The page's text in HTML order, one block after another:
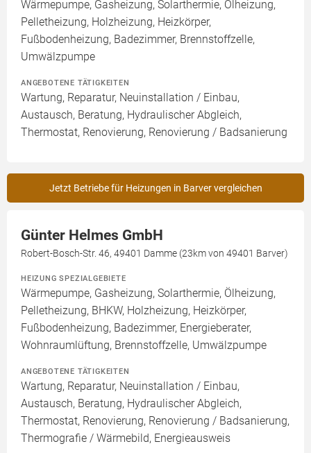
Wärmepumpe, Gasheizung, Solarthermie, Ölheizung,
Pelletheizung, Holzheizung, Heizkörper,
Fußbodenheizung, Badezimmer, Brennstoffzelle,
Umwälzpumpe
ANGEBOTENE TÄTIGKEITEN
Wartung, Reparatur, Neuinstallation / Einbau,
Austausch, Beratung, Hydraulischer Abgleich,
Thermostat, Renovierung, Renovierung / Badsanierung
Jetzt Betriebe für Heizungen in Barver vergleichen
Günter Helmes GmbH
Robert-Bosch-Str. 46, 49401 Damme (23km von 49401 Barver)
HEIZUNG SPEZIALGEBIETE
Wärmepumpe, Gasheizung, Solarthermie, Ölheizung,
Pelletheizung, BHKW, Holzheizung, Heizkörper,
Fußbodenheizung, Badezimmer, Energieberater,
Wohnraumlüftung, Brennstoffzelle, Umwälzpumpe
ANGEBOTENE TÄTIGKEITEN
Wartung, Reparatur, Neuinstallation / Einbau,
Austausch, Beratung, Hydraulischer Abgleich,
Thermostat, Renovierung, Renovierung / Badsanierung,
Thermografie / Wärmebild, Energieausweis